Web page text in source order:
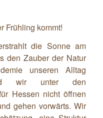
Frühling kommt!
die Sonne am
den Zauber der Natur
unseren Alltag
wir unter den
Hessen nicht öffnen
gehen vorwärts. Wir